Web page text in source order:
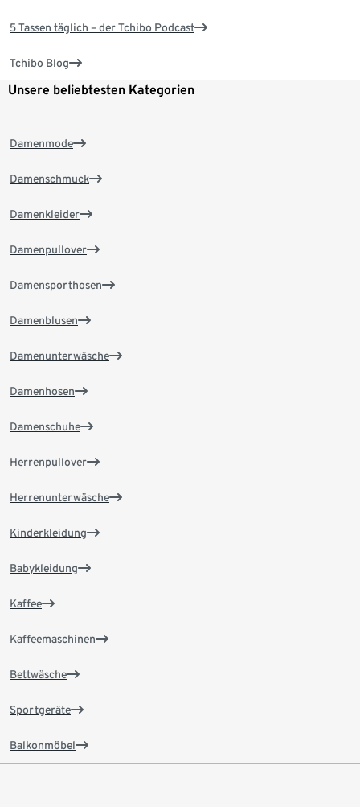
5 Tassen täglich – der Tchibo Podcast
Tchibo Blog
Unsere beliebtesten Kategorien
Damenmode
Damenschmuck
Damenkleider
Damenpullover
Damensporthosen
Damenblusen
Damenunterwäsche
Damenhosen
Damenschuhe
Herrenpullover
Herrenunterwäsche
Kinderkleidung
Babykleidung
Kaffee
Kaffeemaschinen
Bettwäsche
Sportgeräte
Balkonmöbel